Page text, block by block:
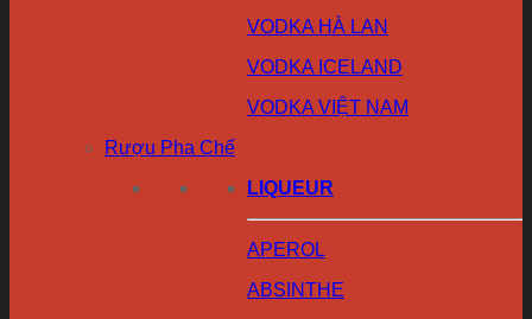
VODKA HÀ LAN
VODKA ICELAND
VODKA VIỆT NAM
Rượu Pha Chế
LIQUEUR
APEROL
ABSINTHE